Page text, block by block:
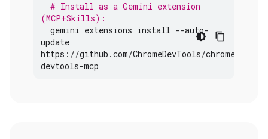
# Install as a Gemini extension
(MCP+Skills):
gemini extensions install --auto-
update
https : //github .com/ChromeDevTools/chrome
devtools-mcp